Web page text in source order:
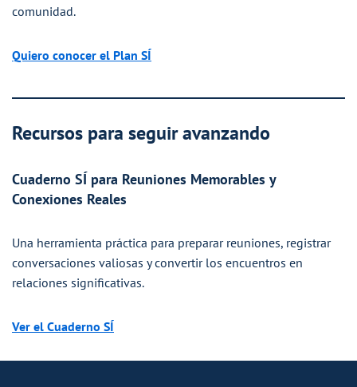
comunidad.
Quiero conocer el Plan SÍ
Recursos para seguir avanzando
Cuaderno SÍ para Reuniones Memorables y
Conexiones Reales
Una herramienta práctica para preparar reuniones, registrar
conversaciones valiosas y convertir los encuentros en
relaciones significativas.
Ver el Cuaderno SÍ